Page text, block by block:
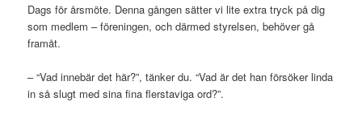
Dags för årsmöte. Denna gången sätter vi lite extra tryck på dig
som medlem – föreningen, och därmed styrelsen, behöver gå
framåt.
– “Vad innebär det här?”, tänker du. “Vad är det han försöker linda
in så slugt med sina fina flerstaviga ord?”.